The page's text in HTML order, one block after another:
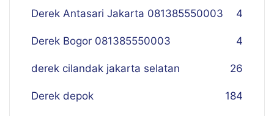
Derek Antasari Jakarta 081385550003 4
Derek Bogor 081385550003 4
derek cilandak jakarta selatan 26
Derek depok 184